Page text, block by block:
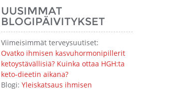
UUSIMMAT
BLOGIPÄIVITYKSET
Viimeisimmät terveysuutiset:
Ovatko ihmisen kasvuhormonipillerit
ketoystävällisiä? Kuinka ottaa HGH:ta
keto-dieetin aikana?
Blogi: Yleiskatsaus ihmisen